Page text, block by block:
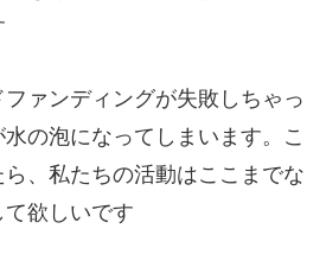
ァンディングが失敗しちゃっ
の泡になってしまいます。こ
、私たちの活動はここまでな
て欲しいです